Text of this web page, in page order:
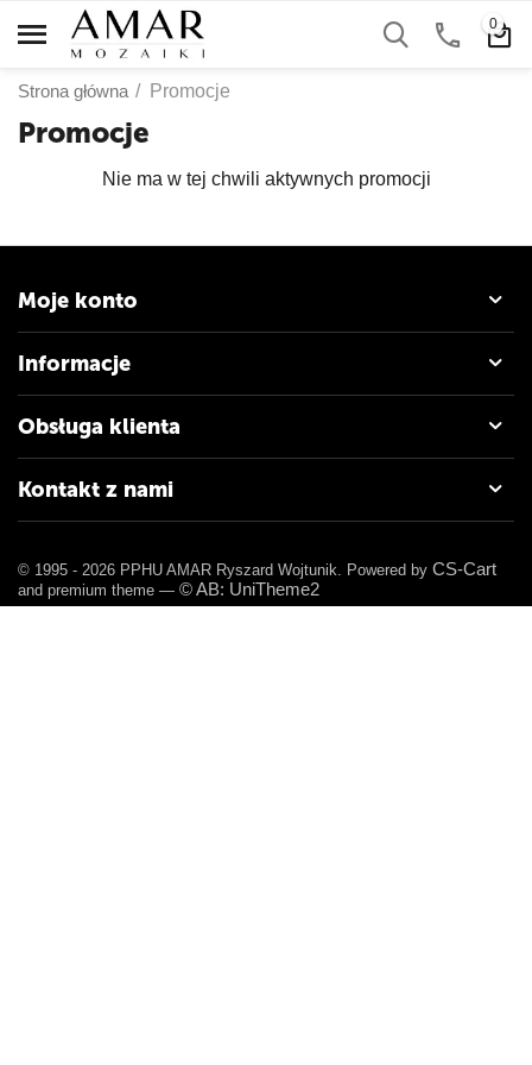
0
Strona główna / Promocje
Promocje
Nie ma w tej chwili aktywnych promocji
Moje konto
Informacje
Obsługa klienta
Kontakt z nami
© 1995 - 2026 PPHU AMAR Ryszard Wojtunik. Powered by CS-Cart
and premium theme — © AB: UniTheme2